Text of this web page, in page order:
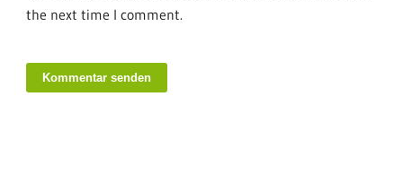
the next time I comment.